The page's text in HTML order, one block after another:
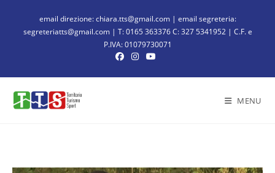
email direzione: chiara.tts@gmail.com | email segreteria:
segreteriatts@gmail.com | T: 0165 363376 C: 327 5341952 | C.F. e
P.IVA: 01079730071
MENU